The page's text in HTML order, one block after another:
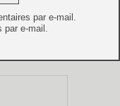
par e-mail.
par e-mail.